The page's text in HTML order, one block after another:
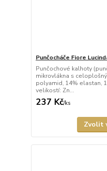
Punčocháče Fiore
Punčochové kalhoty
mikrovlákna s
polyamid, 14% elastan,
velikostí: Zn...
237 Kč/ks
Zvolit